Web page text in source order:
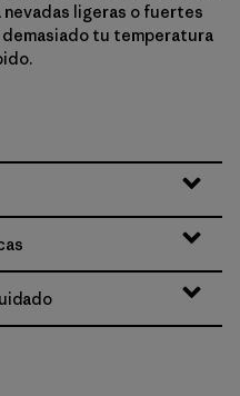
ligeras o fuertes
tu temperatura